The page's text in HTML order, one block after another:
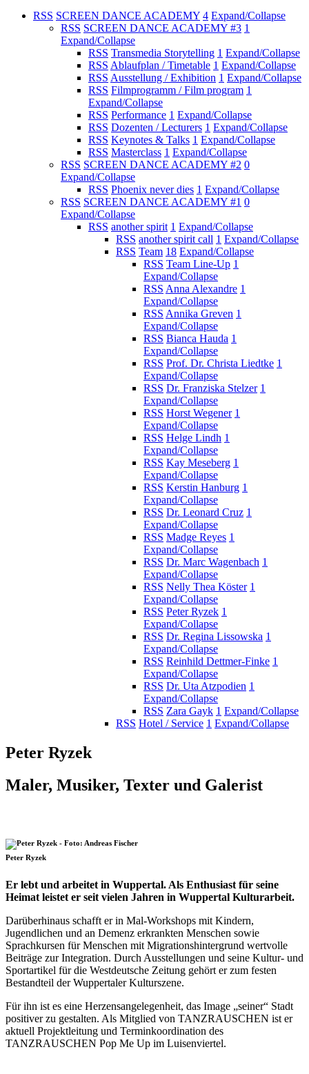
RSS SCREEN DANCE ACADEMY 4 Expand/Collapse
RSS SCREEN DANCE ACADEMY #3 1
Expand/Collapse
RSS Transmedia Storytelling 1 Expand/Collapse
RSS Ablaufplan / Timetable 1 Expand/Collapse
RSS Ausstellung / Exhibition 1 Expand/Collapse
RSS Filmprogramm / Film program 1
Expand/Collapse
RSS Performance 1 Expand/Collapse
RSS Dozenten / Lecturers 1 Expand/Collapse
RSS Keynotes & Talks 1 Expand/Collapse
RSS Masterclass 1 Expand/Collapse
RSS SCREEN DANCE ACADEMY #2 0
Expand/Collapse
RSS Phoenix never dies 1 Expand/Collapse
RSS SCREEN DANCE ACADEMY #1 0
Expand/Collapse
RSS another spirit 1 Expand/Collapse
RSS another spirit call 1 Expand/Collapse
RSS Team 18 Expand/Collapse
RSS Team Line-Up 1
Expand/Collapse
RSS Anna Alexandre 1
Expand/Collapse
RSS Annika Greven 1
Expand/Collapse
RSS Bianca Hauda 1
Expand/Collapse
RSS Prof. Dr. Christa Liedtke 1
Expand/Collapse
RSS Dr. Franziska Stelzer 1
Expand/Collapse
RSS Horst Wegener 1
Expand/Collapse
RSS Helge Lindh 1
Expand/Collapse
RSS Kay Meseberg 1
Expand/Collapse
RSS Kerstin Hanburg 1
Expand/Collapse
RSS Dr. Leonard Cruz 1
Expand/Collapse
RSS Madge Reyes 1
Expand/Collapse
RSS Dr. Marc Wagenbach 1
Expand/Collapse
RSS Nelly Thea Köster 1
Expand/Collapse
RSS Peter Ryzek 1
Expand/Collapse
RSS Dr. Regina Lissowska 1
Expand/Collapse
RSS Reinhild Dettmer-Finke 1
Expand/Collapse
RSS Dr. Uta Atzpodien 1
Expand/Collapse
RSS Zara Gayk 1 Expand/Collapse
RSS Hotel / Service 1 Expand/Collapse
Peter Ryzek
Maler, Musiker, Texter und Galerist
Peter Ryzek
Er lebt und arbeitet in Wuppertal. Als Enthusiast für seine
Heimat leistet er seit vielen Jahren in Wuppertal Kulturarbeit.
Darüberhinaus schafft er in Mal-Workshops mit Kindern,
Jugendlichen und an Demenz erkrankten Menschen sowie
Sprachkursen für Menschen mit Migrationshintergrund wertvolle
Beiträge zur Integration. Durch Ausstellungen und seine Kultur- und
Sportartikel für die Westdeutsche Zeitung gehört er zum festen
Bestandteil der Wuppertaler Kulturszene.
Für ihn ist es eine Herzensangelegenheit, das Image „seiner“ Stadt
positiver zu gestalten. Als Mitglied von TANZRAUSCHEN ist er
aktuell Projektleitung und Terminkoordination des
TANZRAUSCHEN Pop Me Up im Luisenviertel.